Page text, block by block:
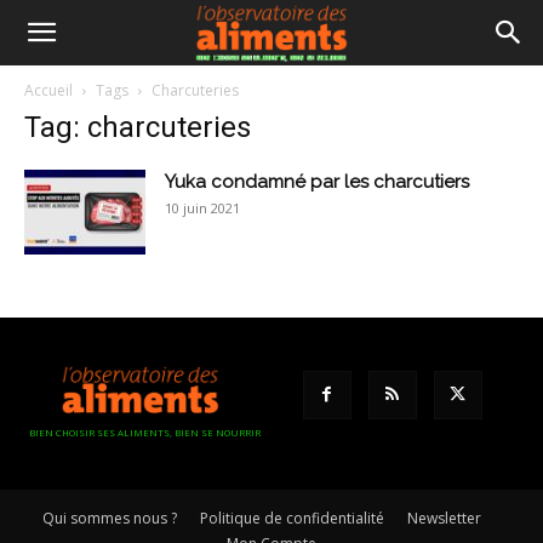
Accueil Tags Charcuteries
Tag: charcuteries
Yuka condamné par les charcutiers
10 juin 2021
BIEN CHOISIR SES ALIMENTS, BIEN SE NOURRIR
Qui sommes nous ? Politique de confidentialité
Newsletter